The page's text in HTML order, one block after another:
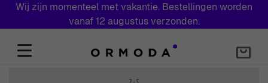
Wij zijn momenteel met vakantie. Bestellingen worden
vanaf 12 augustus verzonden.